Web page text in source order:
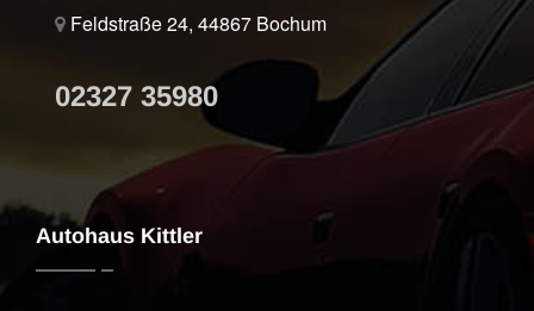
Feldstraße 24, 44867 Bochum
02327 35980
Autohaus Kittler